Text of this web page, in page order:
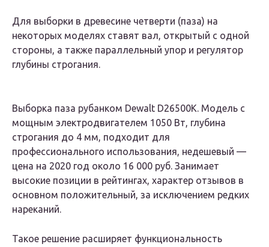
Для выборки в древесине четверти (паза) на
некоторых моделях ставят вал, открытый с одной
стороны, а также параллельный упор и регулятор
глубины строгания.
Выборка паза рубанком Dewalt D26500K. Модель с
мощным электродвигателем 1050 Вт, глубина
строгания до 4 мм, подходит для
профессионального использования, недешевый —
цена на 2020 год около 16 000 руб. Занимает
высокие позиции в рейтингах, характер отзывов в
основном положительный, за исключением редких
нареканий.
Такое решение расширяет функциональность